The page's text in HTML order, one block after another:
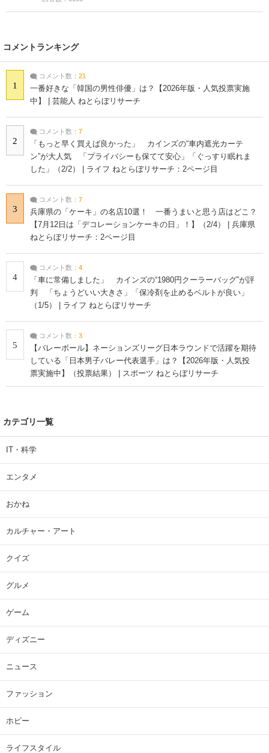
コメントランキング
1
コメント数： 21
一番好きな「韓国の男性俳優」は？【2026年版・人気投票実施
中】 | 芸能人 ねとらぼリサーチ
2
コメント数： 7
「もっと早く買えば良かった」 カインズの“車内遮光カーテ
ン”が大人気 「プライバシーも保てて安心」「ぐっすり眠れま
した」（2/2） | ライフ ねとらぼリサーチ：2ページ目
3
コメント数： 7
兵庫県の「ケーキ」の名店10選！ 一番うまいと思う店はどこ？
【7月12日は「デコレーションケーキの日」！】（2/4） | 兵庫県
ねとらぼリサーチ：2ページ目
4
コメント数： 4
「車に常備しました」 カインズの“1980円クーラーバッグ”が評
判 「ちょうどいい大きさ」「保冷剤を止めるベルトが良い」
（1/5） | ライフ ねとらぼリサーチ
5
コメント数： 3
【バレーボール】ネーションズリーグ日本ラウンドで活躍を期待
している「日本男子バレー代表選手」は？【2026年版・人気投
票実施中】（投票結果） | スポーツ ねとらぼリサーチ
カテゴリ一覧
IT・科学
エンタメ
おかね
カルチャー・アート
クイズ
グルメ
ゲーム
ディズニー
ニュース
ファッション
ホビー
ライフスタイル